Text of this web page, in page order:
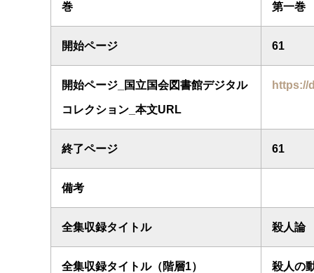
巻 第一巻
開始ページ 61
開始ページ_国立国会図書館デジタル
コレクション_本文URL
https://
終了ページ 61
備考
全集収録タイトル 殺人論
全集収録タイトル（階層1） 殺人の